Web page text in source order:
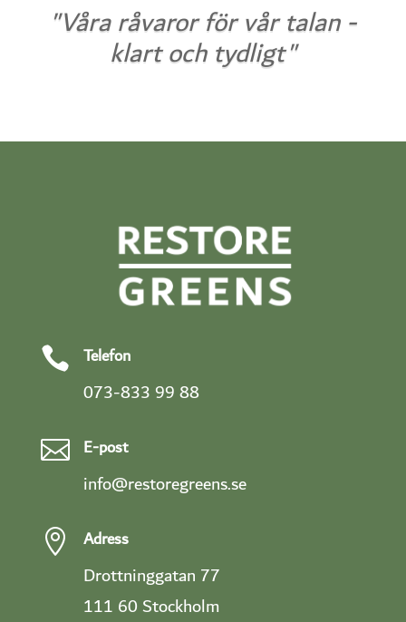
"Våra råvaror för vår talan -
klart och tydligt"
 Telefon
073-833 99 88

E-post
info@restoregreens.se

Adress
Drottninggatan 77
111 60 Stockholm